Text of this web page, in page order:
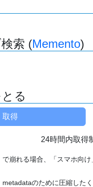
索 (Memento)
る
24時間内取得
崩れる場合、「スマホ向け
のために圧縮した